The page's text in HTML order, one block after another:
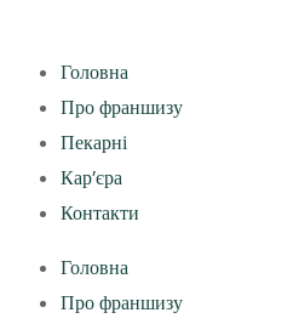
Головна
Про франшизу
Пекарні
Кар’єра
Контакти
Головна
Про франшизу